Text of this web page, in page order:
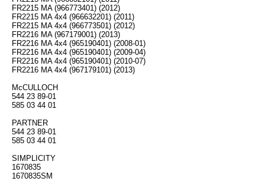
FR2215 MA (966773401) (2012)
FR2215 MA 4x4 (966632201) (2011)
FR2215 MA 4x4 (966773501) (2012)
FR2216 MA (967179001) (2013)
FR2216 MA 4x4 (965190401) (2008-01)
FR2216 MA 4x4 (965190401) (2009-04)
FR2216 MA 4x4 (965190401) (2010-07)
FR2216 MA 4x4 (967179101) (2013)
McCULLOCH
544 23 89-01
585 03 44 01
PARTNER
544 23 89-01
585 03 44 01
SIMPLICITY
1670835
1670835SM